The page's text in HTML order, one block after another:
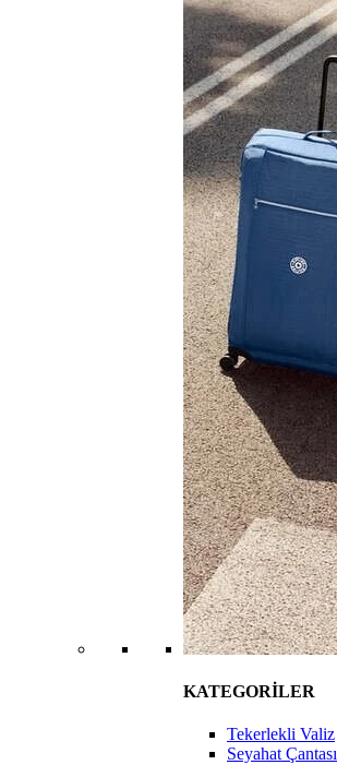
KATEGORİLER
Tekerlekli Valiz
Seyahat Çantası